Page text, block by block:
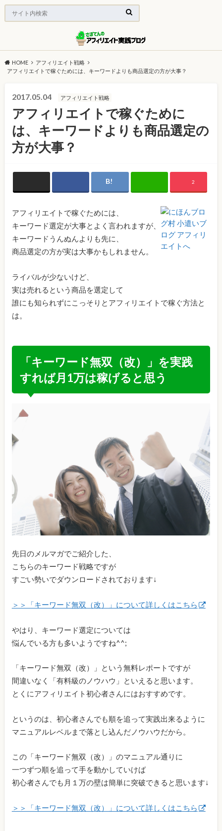
HOME
アフィリエイト戦略
アフィリエイトで稼ぐためには、キーワードよりも商品選定の方が大事？
2017.05.04 アフィリエイト戦略
アフィリエイトで稼ぐために
は、キーワードよりも商品選定の
方が大事？
2
アフィリエイトで稼ぐためには、
キーワード選定が大事とよく言われますが、
キーワードうんぬんよりも先に、
商品選定の方が実は大事かもしれません。
ライバルが少ないけど、
実は売れるという商品を選定して
誰にも知られずにこっそりとアフィリエイトで稼ぐ方法と
は。
「キーワード無双（改）」を実践
すれば月1万は稼げると思う
先日のメルマガでご紹介した、
こちらのキーワード戦略ですが
すごい勢いでダウンロードされております↓
＞＞「キーワード無双（改）」について詳しくはこちら
やはり、キーワード選定については
悩んでいる方も多いようですね^^;
「キーワード無双（改）」という無料レポートですが
間違いなく「有料級のノウハウ」といえると思います。
とくにアフィリエイト初心者さんにはおすすめです。
というのは、初心者さんでも順を追って実践出来るように
マニュアルレベルまで落とし込んだノウハウだから。
この「キーワード無双（改）」のマニュアル通りに
一つずつ順を追って手を動かしていけば
初心者さんでも月１万の壁は簡単に突破できると思います↓
＞＞「キーワード無双（改）」について詳しくはこちら